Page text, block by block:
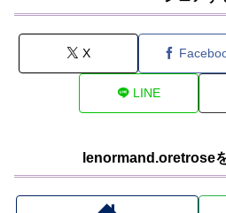
X
LINE
lenormand.oretrose